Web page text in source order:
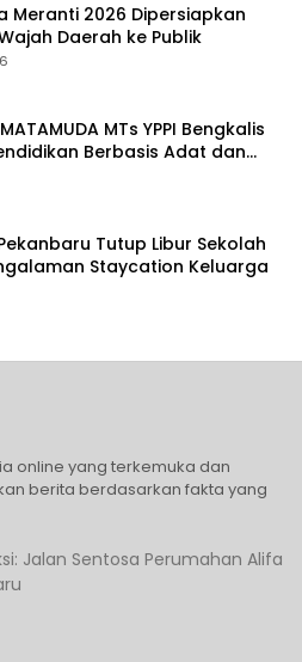
Meranti 2026 Dipersiapkan
Daerah ke Publik
MTs YPPI Bengkalis
Berbasis Adat dan
Pekanbaru Tutup Libur Sekolah
Staycation Keluarga
online yang terkemuka dan
berita berdasarkan fakta yang
Jalan Sentosa Perumahan Alifa